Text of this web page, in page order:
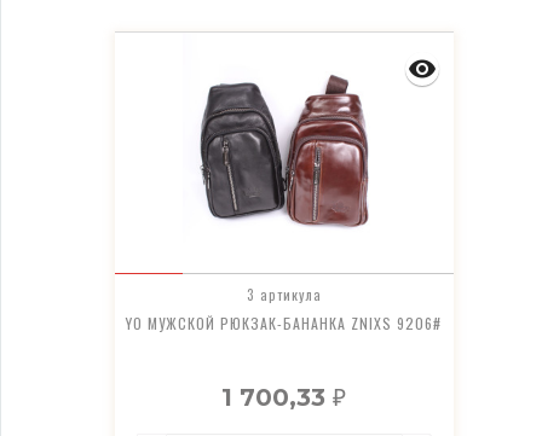
3 артикула
YO МУЖСКОЙ РЮКЗАК-БАНАНКА ZNIXS 9206#
1 700,33₽